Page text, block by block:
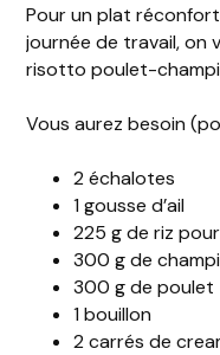
Pour un plat
journée de travail, on
risotto poulet-
Vous aurez besoin
2 échalotes
1 gousse d’ail
225 g de riz
300 g de
300 g de poulet
1 bouillon
2 carrés de